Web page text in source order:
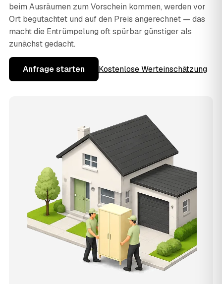
beim Ausräumen zum Vorschein kommen, werden vor
Ort begutachtet und auf den Preis angerechnet — das
macht die Entrümpelung oft spürbar günstiger als
zunächst gedacht.
Anfrage starten Kostenlose Werteinschätzung